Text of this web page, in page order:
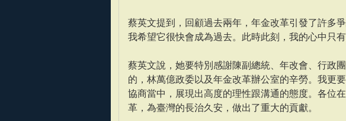
蔡英文提到，回顧過去兩年，年金改革引發了許多
我希望它很快會成為過去。此時此刻，我的心中只有
蔡英文說，她要特別感謝陳副總統、年改會、行政
的，林萬億政委以及年金改革辦公室的辛勞。我更
協商當中，展現出高度的理性跟溝通的態度。各位
革，為臺灣的長治久安，做出了重大的貢獻。